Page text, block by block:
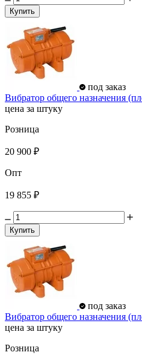
Купить
под заказ
Вибратор общего назначения
цена за штуку
Розница
20 900 ₽
Опт
19 855 ₽
Купить
под заказ
Вибратор общего назначения
цена за штуку
Розница